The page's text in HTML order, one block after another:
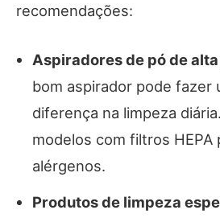
recomendações:
Aspiradores de pó de
bom aspirador pode fazer
diferença na limpeza
modelos com filtros HEPA
alérgenos.
Produtos de limpeza